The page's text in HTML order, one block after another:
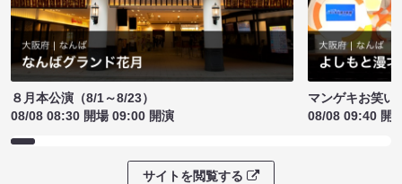
８月本公演（8/1～8/23）
08/08 08:30 開場 09:00 開演
マンゲキお笑い
08/08 09:40 開
サイトを閲覧する